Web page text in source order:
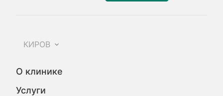
КИРОВ
О клинике
Услуги